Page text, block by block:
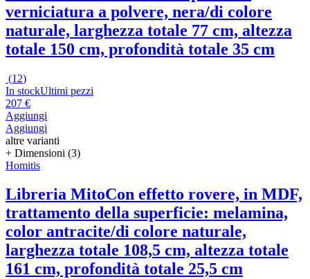
verniciatura a polvere, nera/di colore
naturale, larghezza totale 77 cm, altezza
totale 150 cm, profondità totale 35 cm
(12)
In stockUltimi pezzi
207 €
Aggiungi
Aggiungi
altre varianti
+ Dimensioni (3)
Homitis
Libreria MitoCon effetto rovere, in MDF,
trattamento della superficie: melamina,
color antracite/di colore naturale,
larghezza totale 108,5 cm, altezza totale
161 cm, profondità totale 25,5 cm